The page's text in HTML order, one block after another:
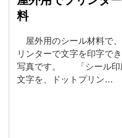
料
屋外用のシール材料で
リンターで文字を印字で
写真です。 「シール印
文字を、ドットプリン…